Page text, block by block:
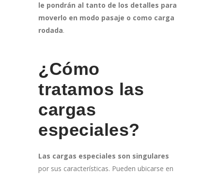
le pondrán al tanto de los detalles para
moverlo en modo pasaje o como carga
rodada.
¿Cómo
tratamos las
cargas
especiales?
Las cargas especiales son singulares
por sus características. Pueden ubicarse en